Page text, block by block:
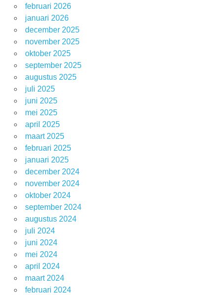
februari 2026
januari 2026
december 2025
november 2025
oktober 2025
september 2025
augustus 2025
juli 2025
juni 2025
mei 2025
april 2025
maart 2025
februari 2025
januari 2025
december 2024
november 2024
oktober 2024
september 2024
augustus 2024
juli 2024
juni 2024
mei 2024
april 2024
maart 2024
februari 2024